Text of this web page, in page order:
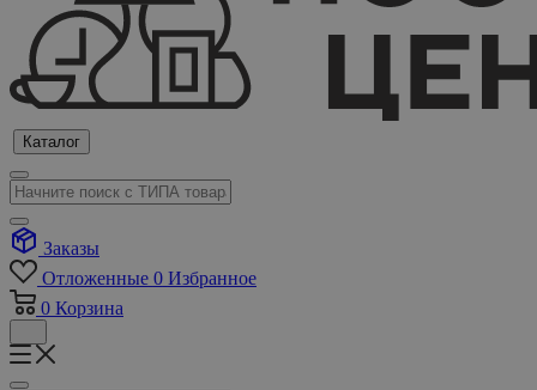
Каталог
Заказы
Отложенные 0 Избранное
0 Корзина